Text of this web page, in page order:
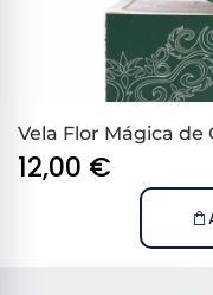
Vela Flor Mágica de
12,00 €